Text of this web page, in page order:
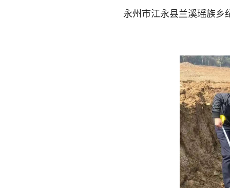
永州市江永县兰溪瑶族乡